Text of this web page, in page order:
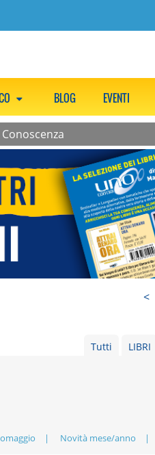
BLOG EVENTI
<
LIBRI
Tutti
Novità mese/anno